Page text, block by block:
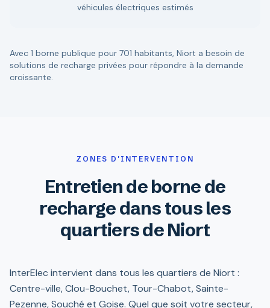
véhicules électriques estimés
Avec 1 borne publique pour 701 habitants, Niort a besoin de
solutions de recharge privées pour répondre à la demande
croissante.
ZONES D'INTERVENTION
Entretien de borne de
recharge dans tous les
quartiers de Niort
InterElec intervient dans tous les quartiers de Niort :
Centre-ville, Clou-Bouchet, Tour-Chabot, Sainte-
Pezenne, Souché et Goise. Quel que soit votre secteur,